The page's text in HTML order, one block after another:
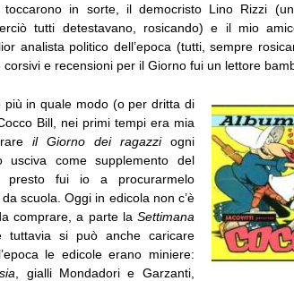
in sorte, il democristo Lino Rizzi
tutti detestavano, rosicando) e il mio
analista politico dell’epoca (tutti, sempre
corsivi e recensioni per il Giorno fui un lettore
più in quale modo (o per dritta di
Bill, nei primi tempi era mia
il Giorno dei ragazziogni
usciva come supplemento del
presto fui io a procurarmelo
scuola. Oggi in edicola non c’è
comprare, a parte la Settimana
tuttavia si può anche caricare
le edicole erano miniere:
, gialli Mondadori e Garzanti,